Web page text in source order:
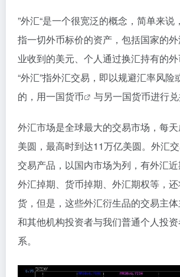
”外汇“是一个很宽泛的概念，简单来说
指一切外币标价的资产，包括国家的
业收到的美元、个人通过换汇持有的
“外汇”指外汇交易，即以规避汇率风险
的，用一国货币 与另一国货币进行兑
外汇市场是全球最大的交易市场，每
美圆，最高时到达11万亿美圆。外汇
交易产品，以国内市场为列，有外汇近
外汇掉期、货币掉期、外汇期权等，
货，但是，这些外汇衍生品的交易主
和其他机构投资者与我们普通个人投
系。